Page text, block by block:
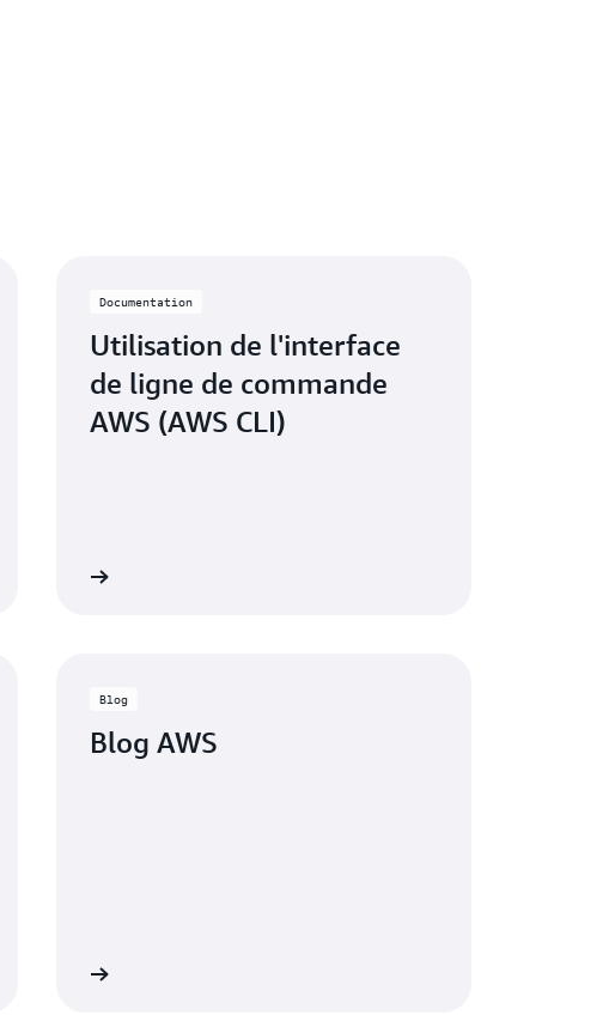
Documentation
Utilisation de l'interface
de ligne de commande
AWS (AWS CLI)
Blog
Blog AWS